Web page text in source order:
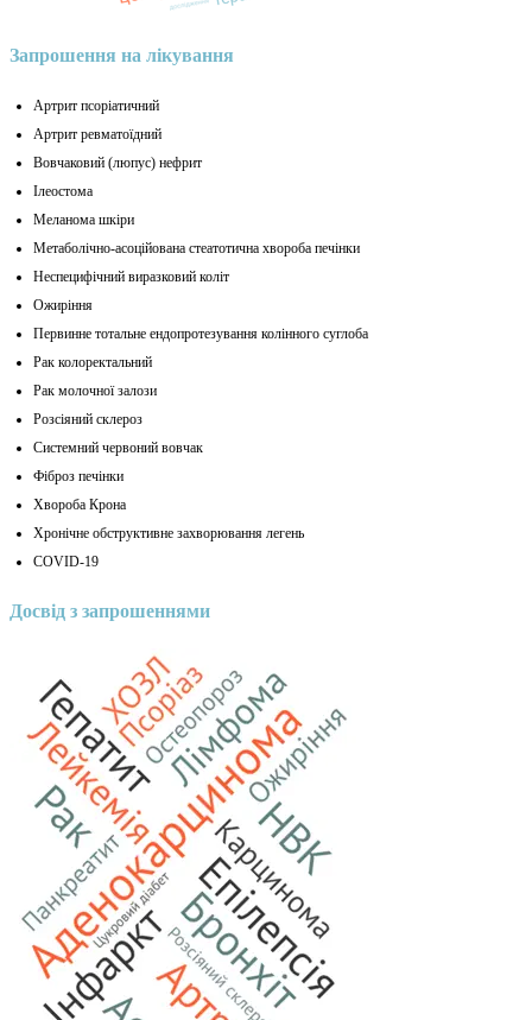
Запрошення на лікування
Артрит псоріатичний
Артрит ревматоїдний
Вовчаковий (люпус) нефрит
Ілеостома
Меланома шкіри
Метаболічно-асоційована стеатотична хвороба печінки
Неспецифічний виразковий коліт
Ожиріння
Первинне тотальне ендопротезування колінного суглоба
Рак колоректальний
Рак молочної залози
Розсіяний склероз
Системний червоний вовчак
Фіброз печінки
Хвороба Крона
Хронічне обструктивне захворювання легень
COVID-19
Досвід з запрошеннями